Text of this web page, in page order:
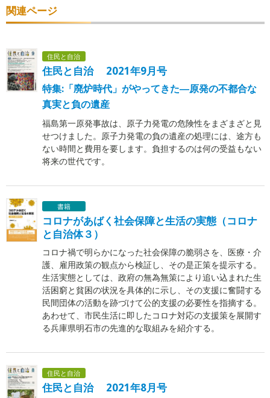
関連ページ
住民と自治
住民と自治 2021年9月号
特集:「廃炉時代」がやってきた―原発の不都合な
真実と負の遺産
福島第一原発事故は、原子力発電の危険性をまざまざと見
せつけました。原子力発電の負の遺産の処理には、途方も
ない時間と費用を要します。負担するのは何の受益もない
将来の世代です。
書籍
コロナがあばく社会保障と生活の実態（コロナ
と自治体３）
コロナ禍で明らかになった社会保障の脆弱さを、医療・介
護、雇用政策の観点から検証し、その是正策を提示する。
生活実態としては、政府の無為無策により追い込まれた生
活困窮と貧困の状況を具体的に示し、その支援に奮闘する
民間団体の活動を跡づけて公的支援の必要性を指摘する。
あわせて、市民生活に即したコロナ対応の支援策を展開す
る兵庫県明石市の先進的な取組みを紹介する。
住民と自治
住民と自治 2021年8月号